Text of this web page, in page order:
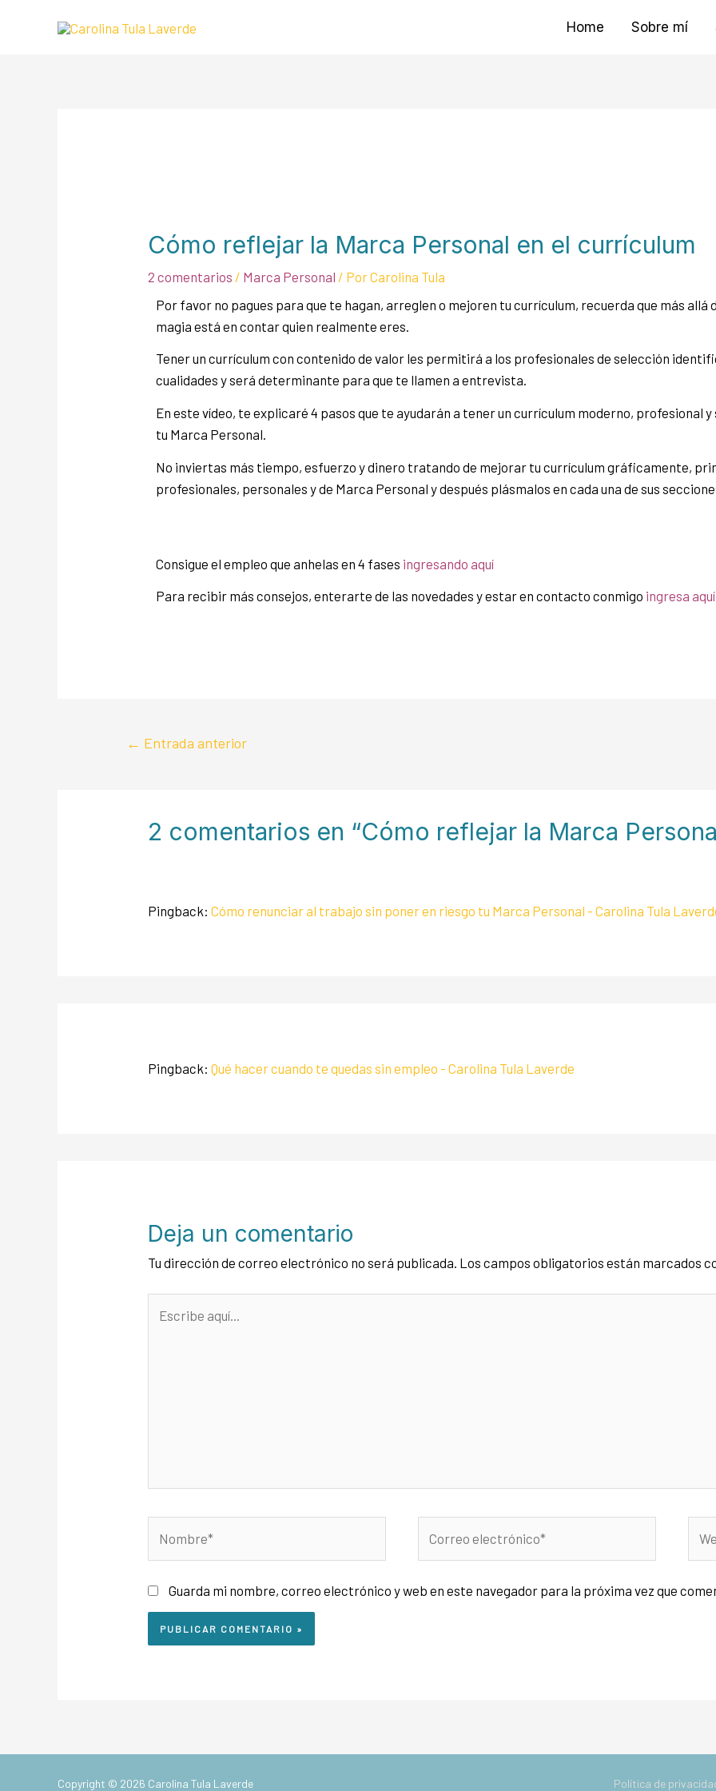
Home Sobre mí
Cómo reflejar la Marca Personal en el currículum
2 comentarios / Marca Personal / PorCarolina Tula
Por favor no pagues para que te hagan, arreglen o mejoren tu currículum, recuerda que más allá
magia está en contar quien realmente eres.
Tener un currículum con contenido de valor les permitirá a los profesionales de selección
cualidades y será determinante para que te llamen a entrevista.
En este vídeo, te explicaré 4 pasos que te ayudarán a tener un currículum moderno, profesional
tu Marca Personal.
No inviertas más tiempo, esfuerzo y dinero tratando de mejorar tu currículum gráficamente,
profesionales, personales y de Marca Personal y después plásmalos en cada una de sus
Consigue el empleo que anhelas en 4 fases ingresando aquí
Para recibir más consejos, enterarte de las novedades y estar en contacto conmigo ingresa aquí
← Entrada anterior
2 comentarios en “Cómo reflejar la Marca
Pingback:Cómo renunciar al trabajo sin poner en riesgo tu Marca Personal - Carolina Tula
Pingback:Qué hacer cuando te quedas sin empleo - Carolina Tula Laverde
Deja un comentario
Tu dirección de correo electrónico no será publicada. Los campos obligatorios están marcados
Guarda mi nombre, correo electrónico y web en este navegador para la próxima vez que
Copyright © 2026 Carolina Tula Laverde Política de